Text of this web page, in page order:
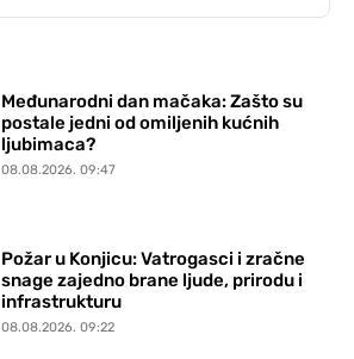
Međunarodni dan mačaka: Zašto su
postale jedni od omiljenih kućnih
ljubimaca?
08.08.2026. 09:47
Požar u Konjicu: Vatrogasci i zračne
snage zajedno brane ljude, prirodu i
infrastrukturu
08.08.2026. 09:22